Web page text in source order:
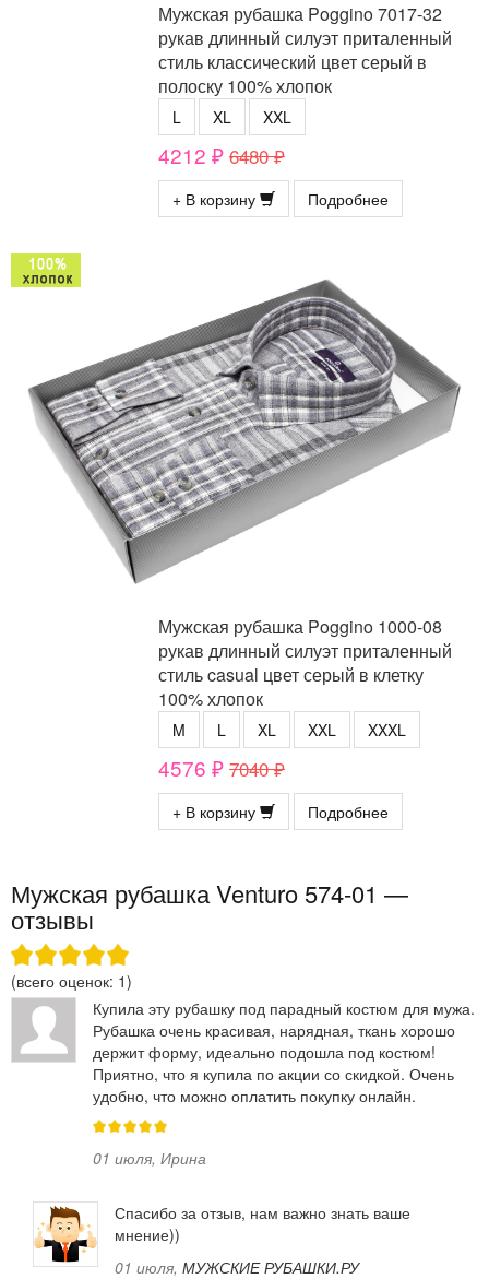
Мужская рубашка Poggino 7017-32
рукав длинный силуэт приталенный
стиль классический цвет серый в
полоску 100% хлопок
L XL XXL
4212 ₽ 6480 ₽
+ В корзину Подробнее
Мужская рубашка Poggino 1000-08
рукав длинный силуэт приталенный
стиль casual цвет серый в клетку
100% хлопок
M L XL XXL XXXL
4576 ₽ 7040 ₽
+ В корзину Подробнее
Мужская рубашка Venturo 574-01 —
отзывы
(всего оценок: 1)
Купила эту рубашку под парадный костюм для мужа.
Рубашка очень красивая, нарядная, ткань хорошо
держит форму, идеально подошла под костюм!
Приятно, что я купила по акции со скидкой. Очень
удобно, что можно оплатить покупку онлайн.
01 июля, Ирина
Спасибо за отзыв, нам важно знать ваше
мнение))
01 июля, МУЖСКИЕ РУБАШКИ.РУ